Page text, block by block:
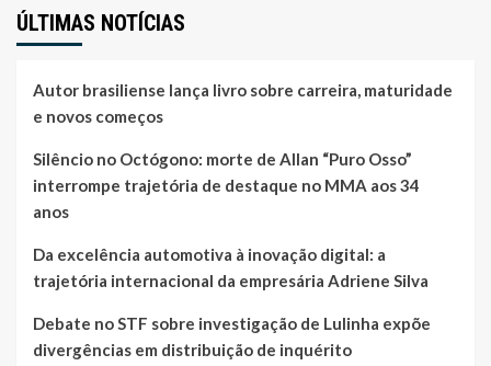
ÚLTIMAS NOTÍCIAS
Autor brasiliense lança livro sobre carreira, maturidade
e novos começos
Silêncio no Octógono: morte de Allan “Puro Osso”
interrompe trajetória de destaque no MMA aos 34
anos
Da excelência automotiva à inovação digital: a
trajetória internacional da empresária Adriene Silva
Debate no STF sobre investigação de Lulinha expõe
divergências em distribuição de inquérito